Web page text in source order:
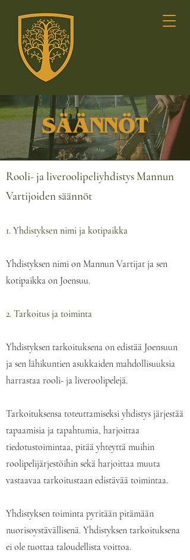
SÄÄNNÖT
Rooli- ja liveroolipeliyhdistys Mannun
Vartijoiden säännöt
1. Yhdistyksen nimi ja kotipaikka
Yhdistyksen nimi on Mannun Vartijat ja sen
kotipaikka on Joensuu.
2. Tarkoitus ja toiminta
Yhdistyksen tarkoituksena on edistää Joensuun
ja sen lähikuntien asukkaiden mahdollisuuksia
harrastaa rooli- ja liveroolipelejä.
Tarkoituksensa toteuttamiseksi yhdistys järjestää
tapaamisia ja tapahtumia, harjoittaa
tiedotustoimintaa, pitää yhteyttä muihin
roolipelijärjestöihin sekä harjoittaa muuta
vastaavaa tarkoitustaan edistävää toimintaa.
Yhdistyksen toiminta pyritään pitämään
nuorisoystävällisenä. Yhdistyksen tarkoituksena
ei ole tuottaa taloudellista voittoa.